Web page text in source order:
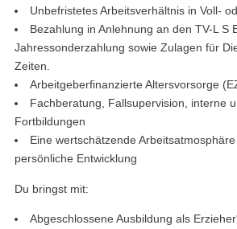
Unbefristetes Arbeitsverhältnis in Voll-
Bezahlung in Anlehnung an den TV-L S
Jahressonderzahlung sowie Zulagen für
Zeiten.
Arbeitgeberfinanzierte Altersvorsorge
Fachberatung, Fallsupervision, interne
Fortbildungen
Eine wertschätzende
persönliche Entwicklung
Du bringst mit:
Abgeschlossene Ausbildung als